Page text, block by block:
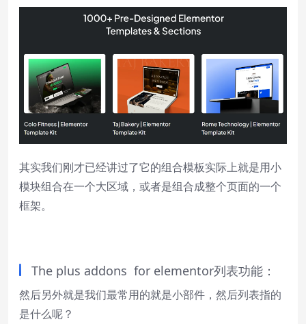
其实我们刚才已经讲过了它的组合模板实际上就是用小
模块组合在一个大区域，或者是组合成整个页面的一个
框架。
The plus addons for elementor列表功能：
然后另外就是我们最常用的就是小部件，然后列表指的
是什么呢？